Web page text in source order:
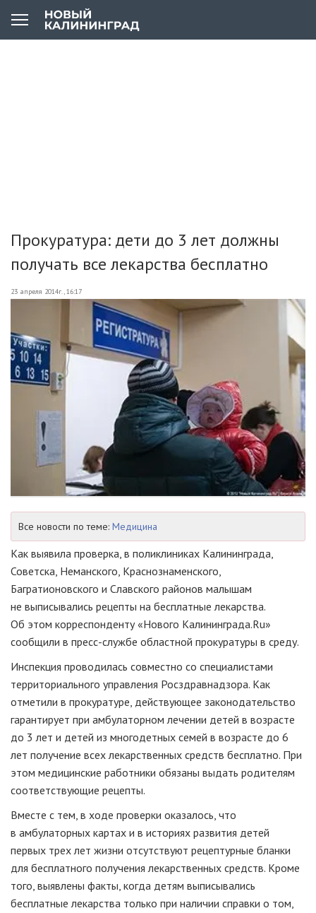
Прокуратура: дети до 3 лет должны
получать все лекарства бесплатно
23 апреля 2014г., 16:17
Все новости по теме: Медицина
Как выявила проверка, в поликлиниках Калининграда,
Советска, Неманского, Краснознаменского,
Багратионовского и Славского районов малышам
не выписывались рецепты на бесплатные лекарства.
Об этом корреспонденту «Нового Калининграда.Ru»
сообщили в пресс-службе областной прокуратуры в среду.
Инспекция проводилась совместно со специалистами
территориального управления Росздравнадзора. Как
отметили в прокуратуре, действующее законодательство
гарантирует при амбулаторном лечении детей в возрасте
до 3 лет и детей из многодетных семей в возрасте до 6
лет получение всех лекарственных средств бесплатно. При
этом медицинские работники обязаны выдать родителям
соответствующие рецепты.
Вместе с тем, в ходе проверки оказалось, что
в амбулаторных картах и в историях развития детей
первых трех лет жизни отсутствуют рецептурные бланки
для бесплатного получения лекарственных средств. Кроме
того, выявлены факты, когда детям выписывались
бесплатные лекарства только при наличии справки о том,